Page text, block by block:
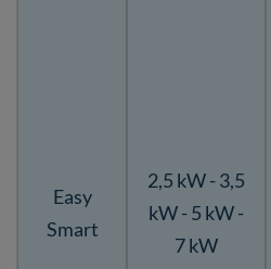
Easy
Smart
2,5 kW - 3,5
kW - 5 kW -
7 kW